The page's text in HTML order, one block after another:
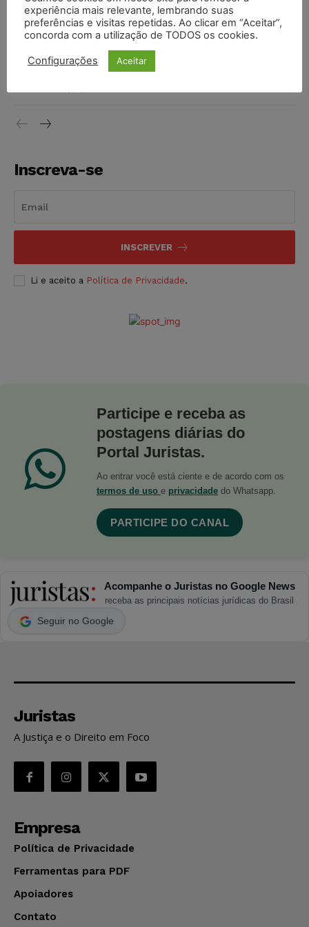
invioláveis após assinatura digital e lacração
NOTÍCIAS 06/08/2026
STF inicia julgamento sobre constitucionalidade da
proibição dos jogos de azar no Brasil
Inscreva-se
INSCREVER
Li e aceito a Política de Privacidade.
Participe e receba as
postagens diárias do
Portal Juristas.
Ao entrar você está ciente e de acordo com os
termos de uso e privacidade do Whatsapp.
PARTICIPE DO CANAL
Acompanhe o Juristas no Google News
receba as principais notícias jurídicas do Brasil
Seguir no Google
Juristas
A Justiça e o Direito em Foco
Empresa
Política de Privacidade
Ferramentas para PDF
Apoiadores
Contato
experiência mais relevante, lembrando suas
preferências e visitas repetidas. Ao clicar em “Aceitar”,
concorda com a utilização de TODOS os cookies.
Configurações Aceitar